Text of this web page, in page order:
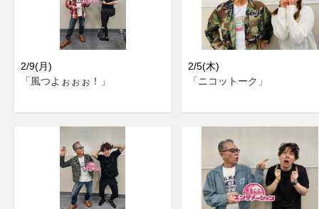
2/9(月)
「風つよぉぉぉ！」
2/5(木)
「ニコットーク」